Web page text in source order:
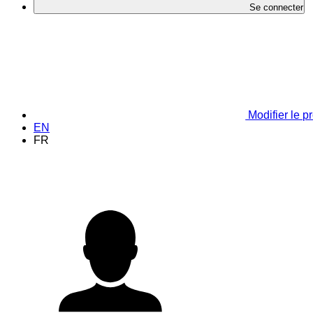
Se connecter
Modifier le
EN
FR